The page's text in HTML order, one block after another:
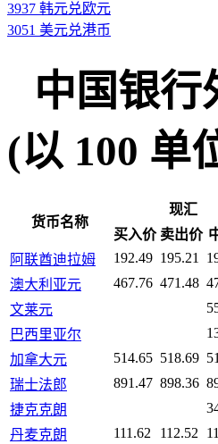
3937 韩元兑欧元
3051 美元兑港币
中国银行
(以 100 单
货币名称
现汇
买入价 卖出价
阿联酋迪拉姆
192.49 195.21
澳大利亚元
467.76 471.48
文莱元
巴西里亚尔
加拿大元
514.65 518.69
瑞士法郎
891.47 898.36
捷克克朗
丹麦克朗
111.62 112.52